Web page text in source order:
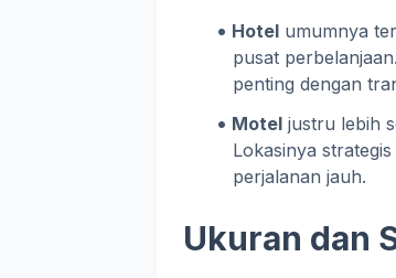
Hotel umumnya
pusat
penting dengan
Motel justru lebih
Lokasinya
perjalanan jauh.
Ukuran dan